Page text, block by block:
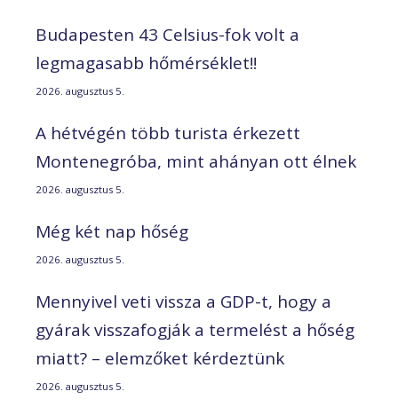
Budapesten 43 Celsius-fok volt a
legmagasabb hőmérséklet!!
2026. augusztus 5.
A hétvégén több turista érkezett
Montenegróba, mint ahányan ott élnek
2026. augusztus 5.
Még két nap hőség
2026. augusztus 5.
Mennyivel veti vissza a GDP-t, hogy a
gyárak visszafogják a termelést a hőség
miatt? – elemzőket kérdeztünk
2026. augusztus 5.